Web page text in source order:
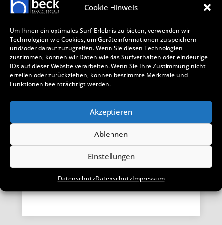
Cookie Hinweis
Um Ihnen ein optimales Surf-Erlebnis zu bieten, verwenden wir
Technologien wie Cookies, um Geräteinformationen zu speichern
und/oder darauf zuzugreifen. Wenn Sie diesen Technologien
zustimmen, können wir Daten wie das Surfverhalten oder eindeutige
IDs auf dieser Website verarbeiten. Wenn Sie Ihre Zustimmung nicht
erteilen oder zurückziehen, können bestimmte Merkmale und
Funktionen beeinträchtigt werden.
Akzeptieren
Ablehnen
Einstellungen
DatenschutzDatenschutzImpressum
aus Federband oder …
SPRENGRING
Ein Sprengring ist eine besondere Form
des Sicherungsrings. Im Maschinenbau
sichert er …